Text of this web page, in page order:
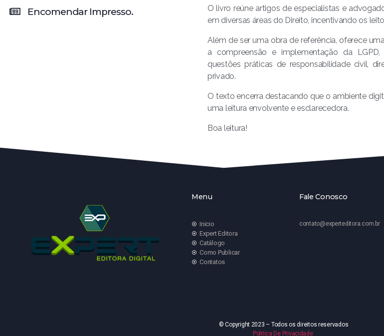
Encomendar Impresso.
O livro reúne artigos de especialistas e
em diversas áreas do Direito, incentivando os
Além de ser uma obra de referência, oferece
a compreensão e implementação da
questões práticas de responsabilidade civil,
privado.
O texto encerra destacando que o ambiente
uma leitura envolvente e esclarecedora.
Boa leitura!
Menu
Inicio
Expert Editora
Catálogo
Como Publicar
Contatos
Fale Conosco
contato@experteditora.com.br
© Copyright 2023 – Todos os direitos reservados
Politica De Privacidade